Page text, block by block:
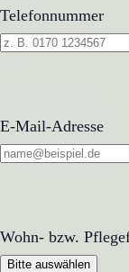
Telefonnummer
E-Mail-Adresse
Wohn- bzw.
Wohn- bzw.
Bitte auswählen